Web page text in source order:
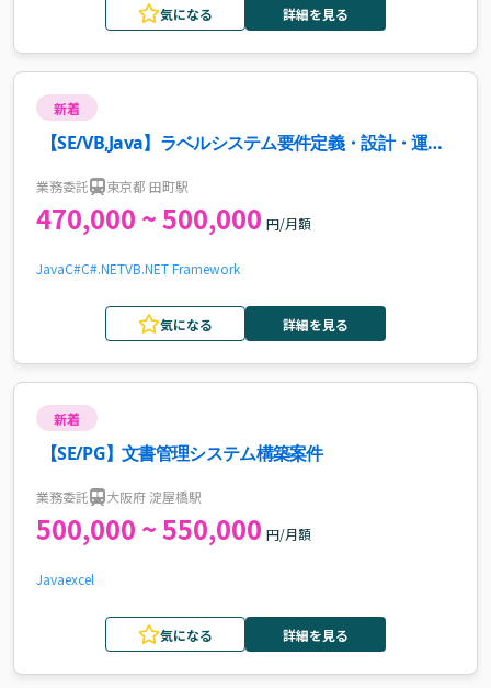
気になる 詳細を見る
新着
【SE/VB,Java】ラベルシステム要件定義・設計・運用
業務委託 東京都 田町駅
470,000 ~ 500,000 円/月額
JavaC#C#.NETVB.NET Framework
気になる 詳細を見る
新着
【SE/PG】文書管理システム構築案件
業務委託 大阪府 淀屋橋駅
500,000 ~ 550,000 円/月額
Javaexcel
気になる 詳細を見る